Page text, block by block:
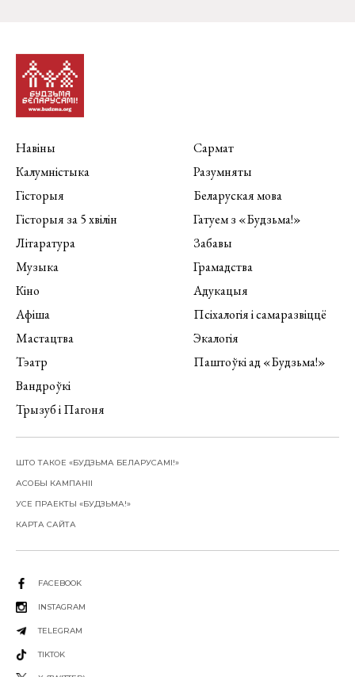
Навіны
Калумністыка
Гісторыя
Гісторыя за 5 хвілін
Літаратура
Музыка
Кіно
Афіша
Мастацтва
Тэатр
Вандроўкі
Трызуб і Пагоня
Сармат
Разумняты
Беларуская мова
Гатуем з «Будзьма!»
Забавы
Грамадства
Адукацыя
Псіхалогія і самаразвіццё
Экалогія
Паштоўкі ад «Будзьма!»
ШТО ТАКОЕ «БУДЗЬМА БЕЛАРУСАМІ!»
АСОБЫ КАМПАНІІ
УСЕ ПРАЕКТЫ «БУДЗЬМА!»
КАРТА САЙТА
FACEBOOK
INSTAGRAM
TELEGRAM
TIKTOK